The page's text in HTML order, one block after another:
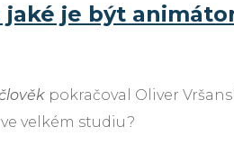
jaké je být
pokračoval Oliver
velkém studiu?